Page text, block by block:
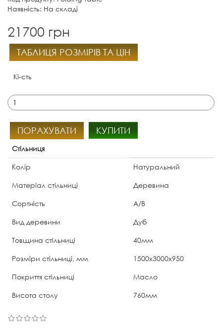
Наявність: На складі
21700 грн
ТАБЛИЦЯ РОЗМІРІВ ТА ЦІН
Кі-сть
ПОРАХУВАТИ КУПИТИ
Стільниця
Колір
Натуральний
Матеріал стільниці
Деревина
Сортність
А/В
Вид деревини
Дуб
Товщина стільниці
40мм
Розміри стільниці, мм
1500х3000х950
Покриття стільниці
Масло
Висота столу
760мм